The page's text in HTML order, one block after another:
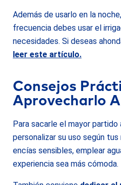
Además de usarlo en la
frecuencia debes usar el
necesidades. Si deseas
leer este artículo.
Consejos
Aprovecharlo
Para sacarle el mayor partido
personalizar su uso según
encías sensibles, emplear
experiencia sea más cómoda.